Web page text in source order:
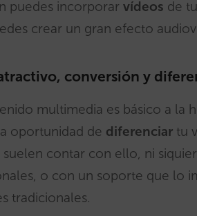
puedes incorporar vídeos de
crear un gran efecto
conversión y
multimedia es básico a la
oportunidad de diferenciar tu
contar con ello, ni
o con un soporte que lo
tradicionales.